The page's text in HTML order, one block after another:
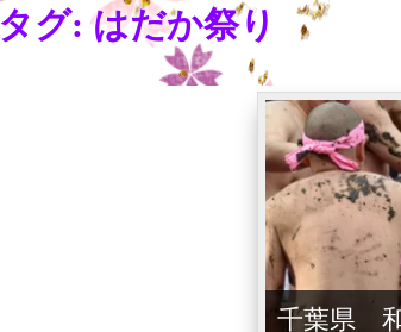
タグ: はだか祭り
千葉県